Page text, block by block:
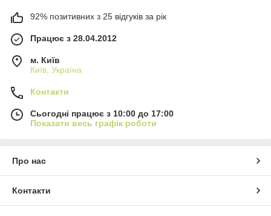
92% позитивних з 25 відгуків за рік
Працює з 28.04.2012
м. Київ
Київ, Україна
Контакти
Сьогодні працює з 10:00 до 17:00
Показати весь графік роботи
Про нас
Контакти